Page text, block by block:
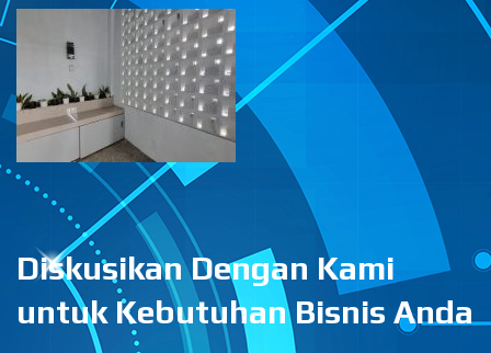
Diskusikan Dengan Kami
untuk Kebutuhan Bisnis Anda